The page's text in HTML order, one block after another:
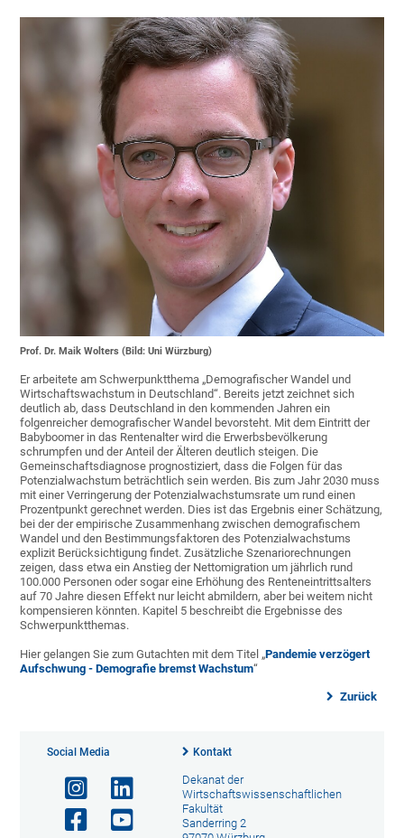
Prof. Dr. Maik Wolters (Bild: Uni Würzburg)
Er arbeitete am Schwerpunktthema „Demografischer Wandel und
Wirtschaftswachstum in Deutschland“. Bereits jetzt zeichnet sich
deutlich ab, dass Deutschland in den kommenden Jahren ein
folgenreicher demografischer Wandel bevorsteht. Mit dem Eintritt der
Babyboomer in das Rentenalter wird die Erwerbsbevölkerung
schrumpfen und der Anteil der Älteren deutlich steigen. Die
Gemeinschaftsdiagnose prognostiziert, dass die Folgen für das
Potenzialwachstum beträchtlich sein werden. Bis zum Jahr 2030 muss
mit einer Verringerung der Potenzialwachstumsrate um rund einen
Prozentpunkt gerechnet werden. Dies ist das Ergebnis einer Schätzung,
bei der der empirische Zusammenhang zwischen demografischem
Wandel und den Bestimmungsfaktoren des Potenzialwachstums
explizit Berücksichtigung findet. Zusätzliche Szenariorechnungen
zeigen, dass etwa ein Anstieg der Nettomigration um jährlich rund
100.000 Personen oder sogar eine Erhöhung des Renteneintrittsalters
auf 70 Jahre diesen Effekt nur leicht abmildern, aber bei weitem nicht
kompensieren könnten. Kapitel 5 beschreibt die Ergebnisse des
Schwerpunktthemas.
Hier gelangen Sie zum Gutachten mit dem Titel „Pandemie verzögert
Aufschwung - Demografie bremst Wachstum“
Zurück
Social Media Kontakt
Dekanat der
Wirtschaftswissenschaftlichen
Fakultät
Sanderring 2